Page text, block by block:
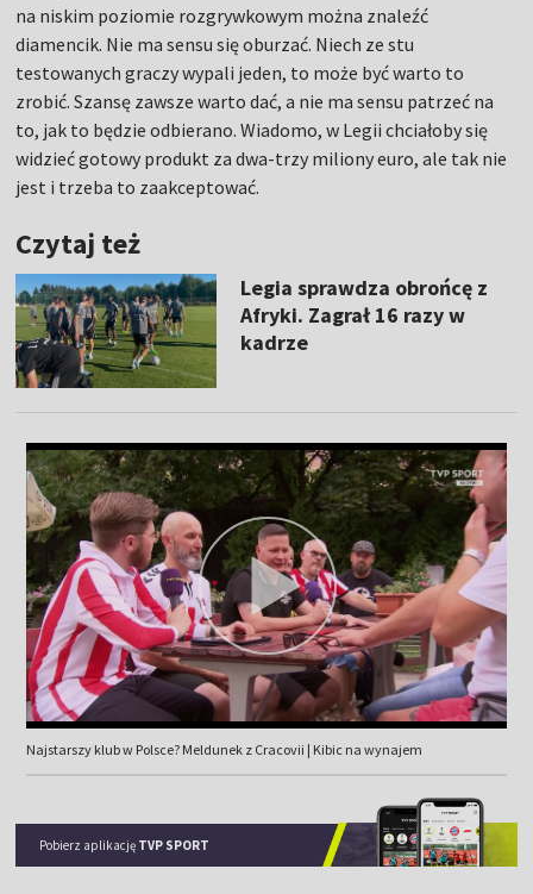
na niskim poziomie rozgrywkowym można znaleźć
diamencik. Nie ma sensu się oburzać. Niech ze stu
testowanych graczy wypali jeden, to może być warto to
zrobić. Szansę zawsze warto dać, a nie ma sensu patrzeć na
to, jak to będzie odbierano. Wiadomo, w Legii chciałoby się
widzieć gotowy produkt za dwa-trzy miliony euro, ale tak nie
jest i trzeba to zaakceptować.
Czytaj też
Legia sprawdza obrońcę z
Afryki. Zagrał 16 razy w
kadrze
Najstarszy klub w Polsce? Meldunek z Cracovii | Kibic na wynajem
Pobierz aplikację TVP SPORT